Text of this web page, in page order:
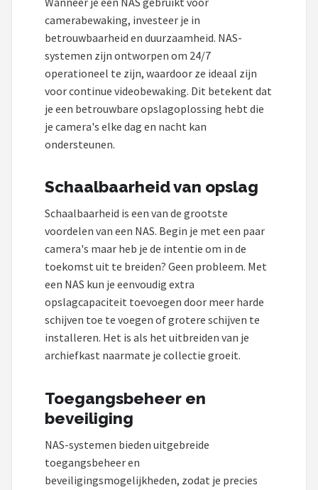
camerabewaking, investeer je in
betrouwbaarheid en duurzaamheid. NAS-
systemen zijn ontworpen om 24/7
operationeel te zijn, waardoor ze ideaal zijn
voor continue videobewaking. Dit betekent dat
je een betrouwbare opslagoplossing hebt die
je camera's elke dag en nacht kan
ondersteunen.
Schaalbaarheid van opslag
Schaalbaarheid is een van de grootste
voordelen van een NAS. Begin je met een paar
camera's maar heb je de intentie om in de
toekomst uit te breiden? Geen probleem. Met
een NAS kun je eenvoudig extra
opslagcapaciteit toevoegen door meer harde
schijven toe te voegen of grotere schijven te
installeren. Het is als het uitbreiden van je
archiefkast naarmate je collectie groeit.
Toegangsbeheer en
beveiliging
NAS-systemen bieden uitgebreide
toegangsbeheer en
beveiligingsmogelijkheden, zodat je precies